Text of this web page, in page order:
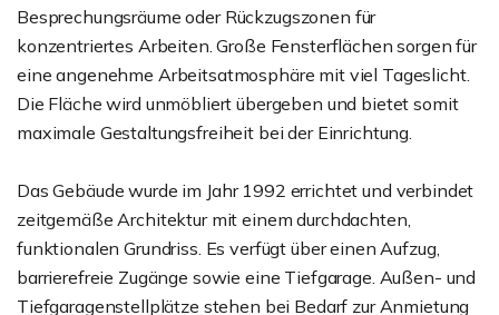
Besprechungsräume oder Rückzugszonen für
konzentriertes Arbeiten. Große Fensterflächen sorgen für
eine angenehme Arbeitsatmosphäre mit viel Tageslicht.
Die Fläche wird unmöbliert übergeben und bietet somit
maximale Gestaltungsfreiheit bei der Einrichtung.
Das Gebäude wurde im Jahr 1992 errichtet und verbindet
zeitgemäße Architektur mit einem durchdachten,
funktionalen Grundriss. Es verfügt über einen Aufzug,
barrierefreie Zugänge sowie eine Tiefgarage. Außen- und
Tiefgaragenstellplätze stehen bei Bedarf zur Anmietung